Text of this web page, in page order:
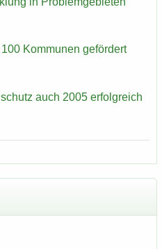
Kom­mu­nen ge­för­dert
auch 2005 er­folg­reich